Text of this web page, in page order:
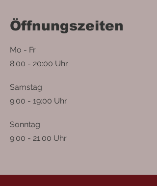
Öffnungszeiten
Mo - Fr
8:00 - 20:00 Uhr
Samstag
9:00 - 19:00 Uhr
Sonntag
9:00 - 21:00 Uhr